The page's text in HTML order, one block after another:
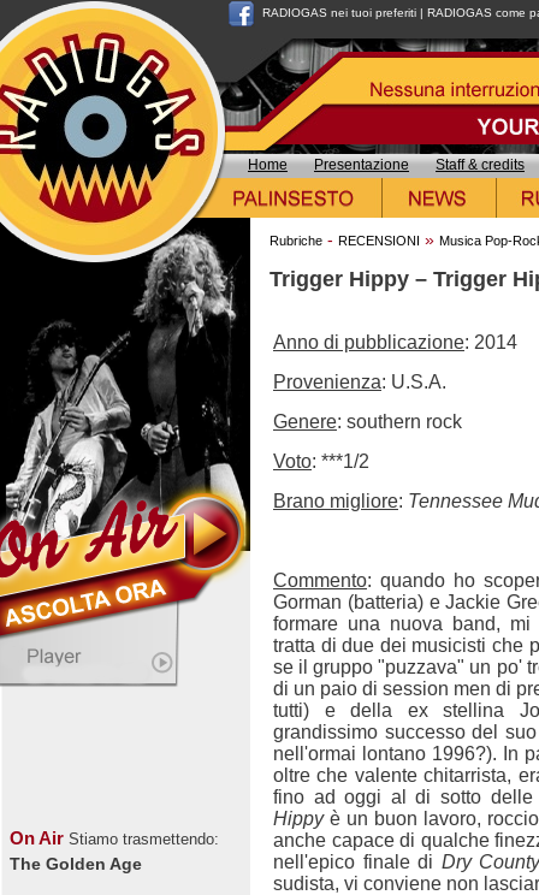
RADIOGAS nei tuoi preferiti | RADIOGAS come
Home Presentazione Staff & credits
On Air Stiamo trasmettendo:
The Golden Age
Rubriche - RECENSIONI » Musica Pop-
Trigger Hippy – Trigger
Anno di pubblicazione: 2014
Provenienza: U.S.A.
Genere: southern rock
Voto: ***1/2
Brano migliore: Tennessee
Commento: quando ho
Gorman (batteria) e Jackie
formare una nuova band, mi
tratta di due dei musicisti che
se il gruppo "puzzava" un po'
di un paio di session men di
tutti) e della ex stellina
grandissimo successo del
nell'ormai lontano 1996?). In
oltre che valente chitarrista,
fino ad oggi al di sotto
Hippyè un buon lavoro,
anche capace di qualche
nell'epico finale di Dry County
sudista, vi conviene non